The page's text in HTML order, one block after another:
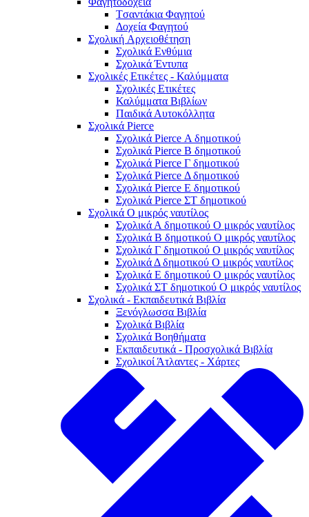
Tσαντάκια Φαγητού
Δοχεία Φαγητού
Σχολική Aρχειοθέτηση
Σχολικά Ενθύμια
Σχολικά Έντυπα
Σχολικές Ετικέτες - Καλύμματα
Σχολικές Ετικέτες
Καλύμματα Βιβλίων
Παιδικά Αυτοκόλλητα
Σχολικά Pierce
Σχολικά Pierce Α δημοτικού
Σχολικά Pierce Β δημοτικού
Σχολικά Pierce Γ δημοτικού
Σχολικά Pierce Δ δημοτικού
Σχολικά Pierce Ε δημοτικού
Σχολικά Pierce ΣΤ δημοτικού
Σχολικά Ο μικρός ναυτίλος
Σχολικά Α δημοτικού Ο μικρός ναυτίλος
Σχολικά Β δημοτικού Ο μικρός ναυτίλος
Σχολικά Γ δημοτικού Ο μικρός ναυτίλος
Σχολικά Δ δημοτικού Ο μικρός ναυτίλος
Σχολικά Ε δημοτικού Ο μικρός ναυτίλος
Σχολικά ΣΤ δημοτικού Ο μικρός ναυτίλος
Σχολικά - Εκπαιδευτικά Βιβλία
Ξενόγλωσσα Βιβλία
Σχολικά Βιβλία
Σχολικά Βοηθήματα
Εκπαιδευτικά - Προσχολικά Βιβλία
Σχολικοί Άτλαντες - Χάρτες
Σχολικά
Ενθύμια